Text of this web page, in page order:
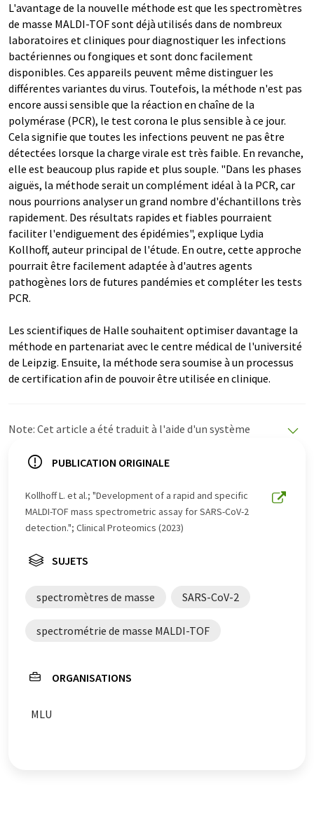
L'avantage de la nouvelle méthode est que les spectromètres
de masse MALDI-TOF sont déjà utilisés dans de nombreux
laboratoires et cliniques pour diagnostiquer les infections
bactériennes ou fongiques et sont donc facilement
disponibles. Ces appareils peuvent même distinguer les
différentes variantes du virus. Toutefois, la méthode n'est pas
encore aussi sensible que la réaction en chaîne de la
polymérase (PCR), le test corona le plus sensible à ce jour.
Cela signifie que toutes les infections peuvent ne pas être
détectées lorsque la charge virale est très faible. En revanche,
elle est beaucoup plus rapide et plus souple. "Dans les phases
aiguës, la méthode serait un complément idéal à la PCR, car
nous pourrions analyser un grand nombre d'échantillons très
rapidement. Des résultats rapides et fiables pourraient
faciliter l'endiguement des épidémies", explique Lydia
Kollhoff, auteur principal de l'étude. En outre, cette approche
pourrait être facilement adaptée à d'autres agents
pathogènes lors de futures pandémies et compléter les tests
PCR.
Les scientifiques de Halle souhaitent optimiser davantage la
méthode en partenariat avec le centre médical de l'université
de Leipzig. Ensuite, la méthode sera soumise à un processus
de certification afin de pouvoir être utilisée en clinique.
Note: Cet article a été traduit à l'aide d'un système
propose ces traductions automatiques pour présenter
été traduit avec traduction automatique, il est possible
qu'il contienne des erreurs de vocabulaire, de syntaxe ou
de grammaire. L'article original dans Anglais peut être
PUBLICATION ORIGINALE
Kollhoff L. et al.; "Development of a rapid and specific
MALDI-TOF mass spectrometric assay for SARS-CoV-2
detection."; Clinical Proteomics (2023)
SUJETS
spectromètres de masse SARS-CoV-2
spectrométrie de masse MALDI-TOF
ORGANISATIONS
MLU